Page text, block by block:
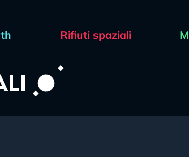
Rifiuti spaziali